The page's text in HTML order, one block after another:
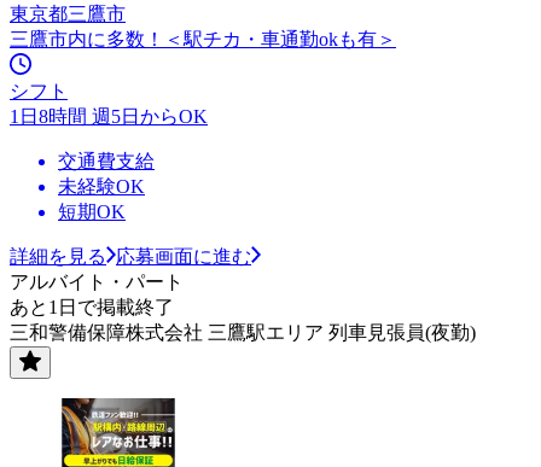
東京都三鷹市
三鷹市内に多数！＜駅チカ・車通勤okも有＞
シフト
1日8時間 週5日からOK
交通費支給
未経験OK
短期OK
詳細を見る
応募画面に進む
アルバイト・パート
あと1日で掲載終了
三和警備保障株式会社 三鷹駅エリア 列車見張員(夜勤)